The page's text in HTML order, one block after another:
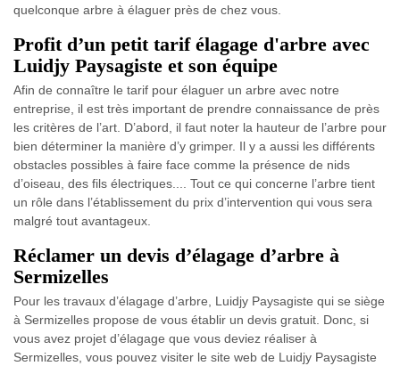
quelconque arbre à élaguer près de chez vous.
Profit d’un petit tarif élagage d'arbre avec
Luidjy Paysagiste et son équipe
Afin de connaître le tarif pour élaguer un arbre avec notre
entreprise, il est très important de prendre connaissance de près
les critères de l’art. D’abord, il faut noter la hauteur de l’arbre pour
bien déterminer la manière d’y grimper. Il y a aussi les différents
obstacles possibles à faire face comme la présence de nids
d’oiseau, des fils électriques.... Tout ce qui concerne l’arbre tient
un rôle dans l’établissement du prix d’intervention qui vous sera
malgré tout avantageux.
Réclamer un devis d’élagage d’arbre à
Sermizelles
Pour les travaux d’élagage d’arbre, Luidjy Paysagiste qui se siège
à Sermizelles propose de vous établir un devis gratuit. Donc, si
vous avez projet d’élagage que vous deviez réaliser à
Sermizelles, vous pouvez visiter le site web de Luidjy Paysagiste